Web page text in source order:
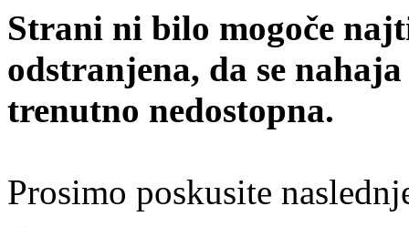
Strani ni bilo mogoče
odstranjena, da se
trenutno nedostopna.
Prosimo poskusite